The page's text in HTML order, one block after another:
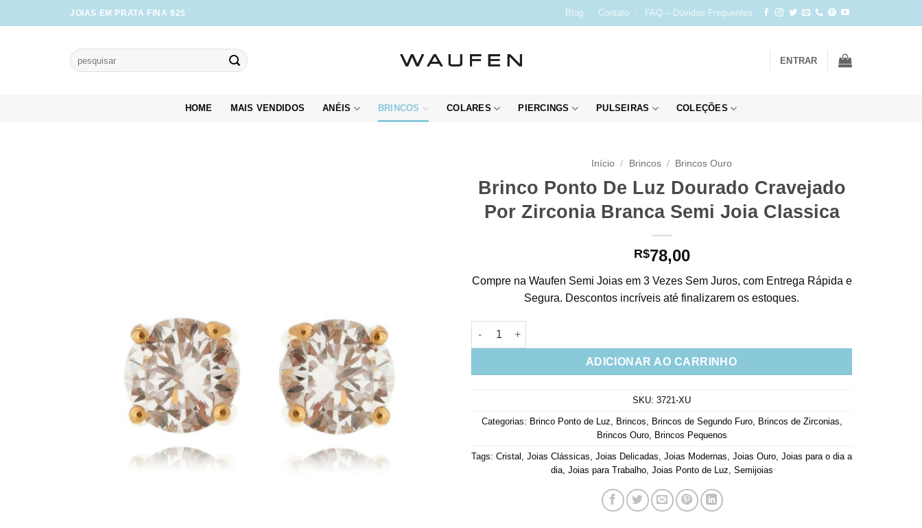
to
JOIAS EM PRATA FINA 925 Blog Contato FAQ – Dúvidas Frequentes
Pesquisar
por:
ENTRAR
HOME MAIS VENDIDOS ANÉIS BRINCOS COLARES PIERCINGS PULSEIRAS COLEÇÕES
Início / Brincos / Brincos Ouro
Brinco Ponto De Luz Dourado Cravejado
Por Zirconia Branca Semi Joia Classica
R$78,00
Compre na Waufen Semi Joias em 3 Vezes Sem Juros, com Entrega Rápida e
Segura. Descontos incríveis até finalizarem os estoques.
Brinco Ponto De Luz Dourado Cravejado Por Zirconia Branca Semi Joia Classica quantidade
ADICIONAR AO CARRINHO
SKU: 3721-XU
Categorias: Brinco Ponto de Luz Brincos Brincos de Segundo Furo, Brincos de Zirconias
Brincos Ouro, Brincos Pequenos
Tags: Cristal Joias Clássicas Joias Delicadas Joias Modernas Joias Ouro Joias para o dia a
dia, Joias para Trabalho, Joias Ponto de Luz Semijoias